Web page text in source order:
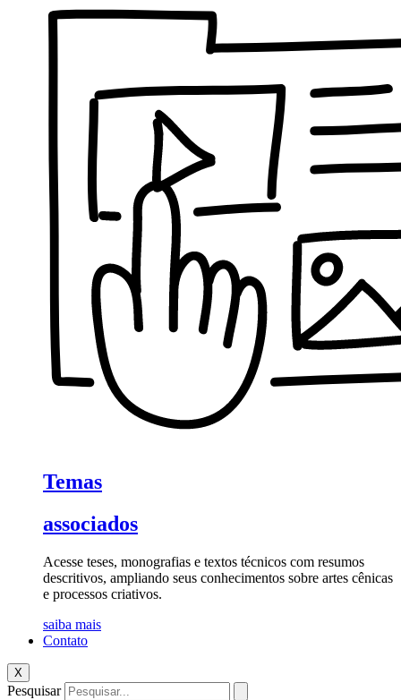
Temas
associados
Acesse teses, monografias e textos técnicos com resumos
descritivos, ampliando seus conhecimentos sobre artes cênicas
e processos criativos.
saiba mais
Contato
X
Pesquisar